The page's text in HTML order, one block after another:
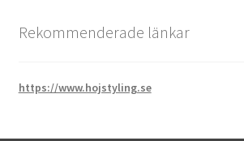
Rekommenderade länkar
https://www.hojstyling.se